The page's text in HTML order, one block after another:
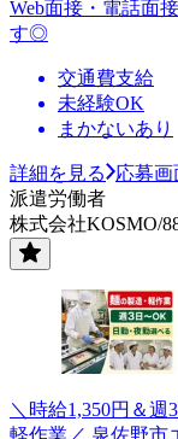
Web面接・電話面
す◎
交通費支給
未経験OK
まかないあり
詳細を見る
応募画
派遣労働者
株式会社KOSMO/
＼時給1,350円＆週
軽作業／ 泉佐野市